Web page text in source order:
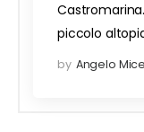
piccolo
by Angelo